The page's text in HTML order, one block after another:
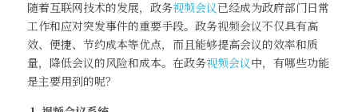
高清分体式终端（M800C）
随着互联网技术的发展，政务视频会议已经成为政府部门日常
工作和应对突发事件的重要手段。政务视频会议不仅具有高
效、便捷、节约成本等优点，而且能够提高会议的效率和质
量，降低会议的风险和成本。在政务视频会议中，有哪些功能
是主要用到的呢？